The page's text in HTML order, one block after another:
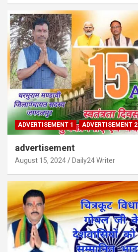
ADVERTISEMENT 1 ADVERTISEMENT 2
advertisement
August 15, 2024 Daily24 Writer